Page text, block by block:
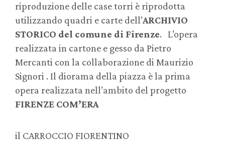
riproduzione delle case torri è riprodotta
utilizzando quadri e carte dell’ARCHIVIO
STORICO del comune di Firenze. L’opera
realizzata in cartone e gesso da Pietro
Mercanti con la collaborazione di Maurizio
Signori . Il diorama della piazza è la prima
opera realizzata nell’ambito del progetto
FIRENZE COM’ERA
il CARROCCIO FIORENTINO